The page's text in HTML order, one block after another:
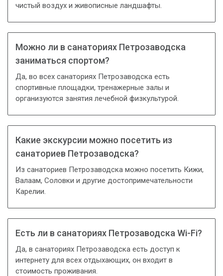
чистый воздух и живописные ландшафты.
Можно ли в санаториях Петрозаводска
заниматься спортом?
Да, во всех санаториях Петрозаводска есть
спортивные площадки, тренажерные залы и
организуются занятия лечебной физкультурой.
Какие экскурсии можно посетить из
санаториев Петрозаводска?
Из санаториев Петрозаводска можно посетить Кижи,
Валаам, Соловки и другие достопримечательности
Карелии.
Есть ли в санаториях Петрозаводска Wi-Fi?
Да, в санаториях Петрозаводска есть доступ к
интернету для всех отдыхающих, он входит в
стоимость проживания.